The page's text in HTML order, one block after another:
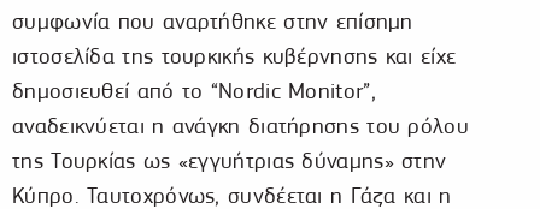
συμφωνία που αναρτήθηκε στην επίσημη
ιστοσελίδα της τουρκικής κυβέρνησης και είχε
δημοσιευθεί από το “Νordic Monitor”,
αναδεικνύεται η ανάγκη διατήρησης του ρόλου
της Τουρκίας ως «εγγυήτριας δύναμης» στην
Κύπρο. Ταυτοχρόνως, συνδέεται η Γάζα και η